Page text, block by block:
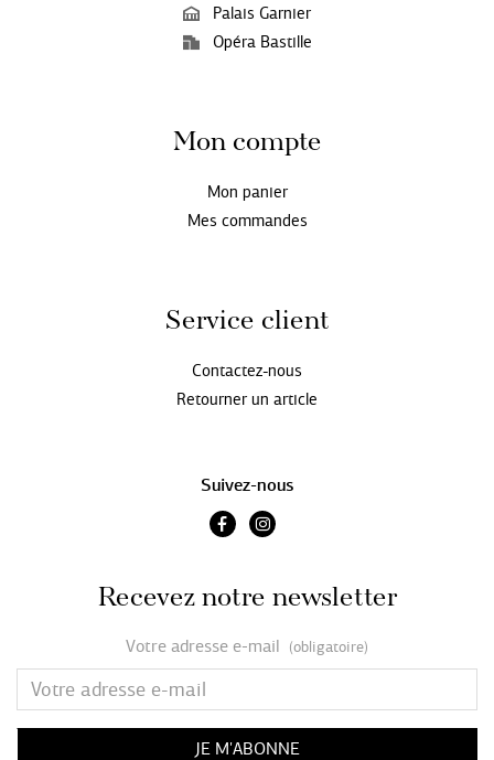
Palais Garnier
Opéra Bastille
Mon compte
Mon panier
Mes commandes
Service client
Contactez-nous
Retourner un article
Suivez-nous
Recevez notre newsletter
Votre adresse e-mail (obligatoire)